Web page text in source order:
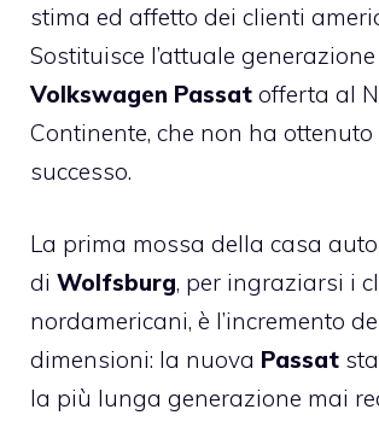
stima ed affetto dei clienti
Sostituisce l’attuale
Volkswagen Passat offerta al
Continente, che non ha
successo.
La prima mossa della casa
di Wolfsburg, per ingraziarsi i
nordamericani, è l’incremento
dimensioni: la nuova Passat
la più lunga generazione mai